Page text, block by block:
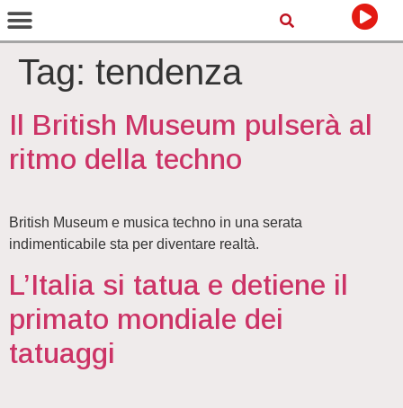
Tag: tendenza
Il British Museum pulserà al
ritmo della techno
British Museum e musica techno in una serata
indimenticabile sta per diventare realtà.
L’Italia si tatua e detiene il
primato mondiale dei
tatuaggi